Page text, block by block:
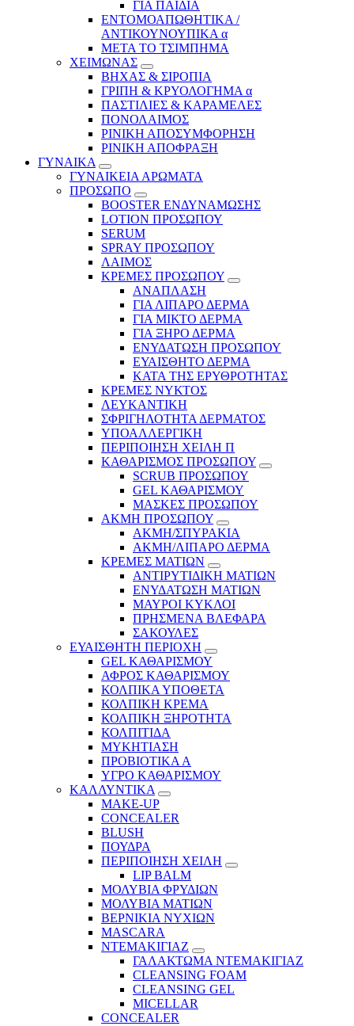
ΓΙΑ ΠΑΙΔΙΑ
ΕΝΤΟΜΟΑΠΩΘΗΤΙΚΑ /
ΑΝΤΙΚΟΥΝΟΥΠΙΚΑ α
ΜΕΤΑ ΤΟ ΤΣΙΜΠΗΜΑ
ΧΕΙΜΩΝΑΣ
ΒΗΧΑΣ & ΣΙΡΟΠΙΑ
ΓΡΙΠΗ & ΚΡΥΟΛΟΓΗΜΑ α
ΠΑΣΤΙΛΙΕΣ & ΚΑΡΑΜΕΛΕΣ
ΠΟΝΟΛΑΙΜΟΣ
ΡΙΝΙΚΗ ΑΠΟΣΥΜΦΟΡΗΣΗ
ΡΙΝΙΚΗ ΑΠΟΦΡΑΞΗ
ΓΥΝΑΙΚΑ
ΓΥΝΑΙΚΕΙΑ ΑΡΩΜΑΤΑ
ΠΡΟΣΩΠΟ
BOOSTER ΕΝΔΥΝΑΜΩΣΗΣ
LOTION ΠΡΟΣΩΠΟΥ
SERUM
SPRAY ΠΡΟΣΩΠΟΥ
ΛΑΙΜΟΣ
ΚΡΕΜΕΣ ΠΡΟΣΩΠΟΥ
ΑΝΑΠΛΑΣΗ
ΓΙΑ ΛΙΠΑΡΟ ΔΕΡΜΑ
ΓΙΑ ΜΙΚΤΟ ΔΕΡΜΑ
ΓΙΑ ΞΗΡΟ ΔΕΡΜΑ
ΕΝΥΔΑΤΩΣΗ ΠΡΟΣΩΠΟΥ
ΕΥΑΙΣΘΗΤΟ ΔΕΡΜΑ
ΚΑΤΑ ΤΗΣ ΕΡΥΘΡΟΤΗΤΑΣ
ΚΡΕΜΕΣ ΝΥΚΤΟΣ
ΛΕΥΚΑΝΤΙΚΗ
ΣΦΡΙΓΗΛΟΤΗΤΑ ΔΕΡΜΑΤΟΣ
ΥΠΟΑΛΛΕΡΓΙΚΗ
ΠΕΡΙΠΟΙΗΣΗ ΧΕΙΛΗ Π
ΚΑΘΑΡΙΣΜΟΣ ΠΡΟΣΩΠΟΥ
SCRUB ΠΡΟΣΩΠΟΥ
GEL ΚΑΘΑΡΙΣΜΟΥ
ΜΑΣΚΕΣ ΠΡΟΣΩΠΟΥ
ΑΚΜΗ ΠΡΟΣΩΠΟΥ
ΑΚΜΗ/ΣΠΥΡΑΚΙΑ
ΑΚΜΗ/ΛΙΠΑΡΟ ΔΕΡΜΑ
ΚΡΕΜΕΣ ΜΑΤΙΩΝ
ΑΝΤΙΡΥΤΙΔΙΚΗ ΜΑΤΙΩΝ
ΕΝΥΔΑΤΩΣΗ ΜΑΤΙΩΝ
ΜΑΥΡΟΙ ΚΥΚΛΟΙ
ΠΡΗΣΜΕΝΑ ΒΛΕΦΑΡΑ
ΣΑΚΟΥΛΕΣ
ΕΥΑΙΣΘΗΤΗ ΠΕΡΙΟΧΗ
GEL ΚΑΘΑΡΙΣΜΟΥ
ΑΦΡΟΣ ΚΑΘΑΡΙΣΜΟΥ
ΚΟΛΠΙΚΑ ΥΠΟΘΕΤΑ
ΚΟΛΠΙΚΗ ΚΡΕΜΑ
ΚΟΛΠΙΚΗ ΞΗΡΟΤΗΤΑ
ΚΟΛΠΙΤΙΔΑ
ΜΥΚΗΤΙΑΣΗ
ΠΡΟΒΙΟΤΙΚΑ Α
ΥΓΡΟ ΚΑΘΑΡΙΣΜΟΥ
ΚΑΛΛΥΝΤΙΚΑ
MAKE-UP
CONCEALER
BLUSH
ΠΟΥΔΡΑ
ΠΕΡΙΠΟΙΗΣΗ ΧΕΙΛΗ
LIP BALM
ΜΟΛΥΒΙΑ ΦΡΥΔΙΩΝ
ΜΟΛΥΒΙΑ ΜΑΤΙΩΝ
ΒΕΡΝΙΚΙΑ ΝΥΧΙΩΝ
MASCARA
ΝΤΕΜΑΚΙΓΙΑΖ
ΓΑΛΑΚΤΩΜΑ ΝΤΕΜΑΚΙΓΙΑΖ
CLEANSING FOAM
CLEANSING GEL
MICELLAR
CONCEALER